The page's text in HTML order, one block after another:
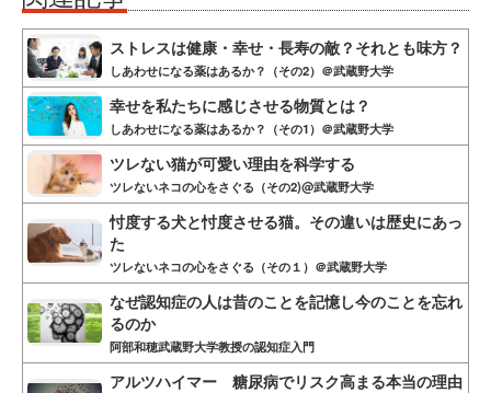
ストレスは健康・幸せ・長寿の敵？それとも味方？
しあわせになる薬はあるか？（その2）＠武蔵野大学
幸せを私たちに感じさせる物質とは？
しあわせになる薬はあるか？（その1）＠武蔵野大学
ツレない猫が可愛い理由を科学する
ツレないネコの心をさぐる（その2)@武蔵野大学
忖度する犬と忖度させる猫。その違いは歴史にあっ
た
ツレないネコの心をさぐる（その１）＠武蔵野大学
なぜ認知症の人は昔のことを記憶し今のことを忘れ
るのか
阿部和穂武蔵野大学教授の認知症入門
アルツハイマー 糖尿病でリスク高まる本当の理由